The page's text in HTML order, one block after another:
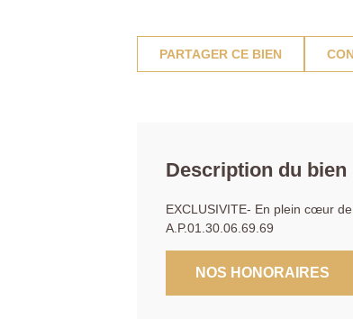
PARTAGER CE BIEN
Description du bien
EXCLUSIVITE- En plein cœur
A.P.01.30.06.69.69
NOS HONORAIRES